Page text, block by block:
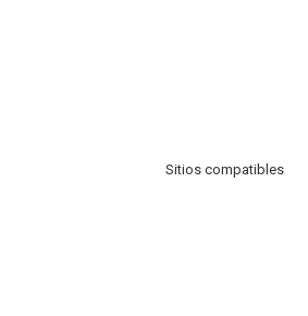
Sitios compatibles